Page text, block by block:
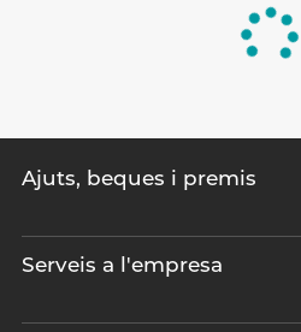
Ajuts, beques i premis
Serveis a l'empresa